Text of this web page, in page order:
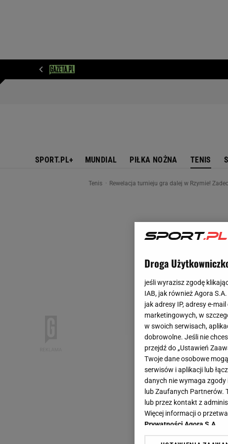
SPORT.PL+ MUNDIAL PIŁKA NOŻNA TENIS
Tenis Rewelacja turnieju gra dalej w Rzymie!
Droga
jeśli wyrazisz zgodę
IAB, jak również Agora
jak adresy IP, adresy e-
marketingowych, w
w swoich serwisach,
dobrowolne. Jeśli nie
przejdź do „Ustawień
Twoje dane osobowe
serwisów i aplikacji lub
danych nie wymaga zgody
lub Zaufanych Partnerów.
lub przez kontakt z
Więcej informacji o
Prywatności Agora S.A.